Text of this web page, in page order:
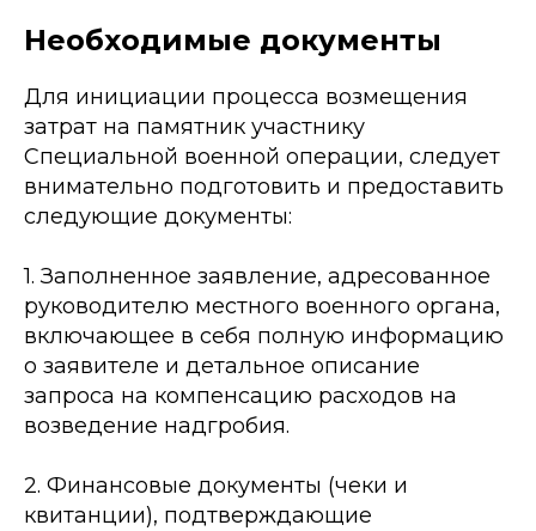
Необходимые документы
Для инициации процесса возмещения
затрат на памятник участнику
Специальной военной операции, следует
внимательно подготовить и предоставить
следующие документы:
1. Заполненное заявление, адресованное
руководителю местного военного органа,
включающее в себя полную информацию
о заявителе и детальное описание
запроса на компенсацию расходов на
возведение надгробия.
2. Финансовые документы (чеки и
квитанции), подтверждающие